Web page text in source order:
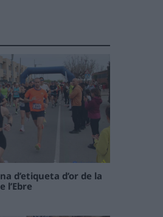
d’etiqueta d’or de la
l’Ebre